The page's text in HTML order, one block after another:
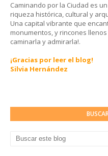
Caminando por la Ciudad es
riqueza histórica, cultural y
Una capital vibrante que
monumentos, y rincones
caminarla y admirarla!.
¡Gracias por leer el blog!
Silvia Hernández